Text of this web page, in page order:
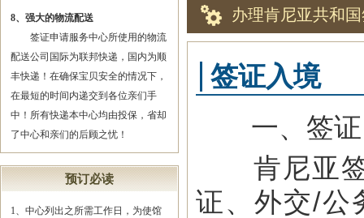
8、强大的物流配送
签证申请服务中心所使用的物流
配送公司国际为联邦快递，国内为顺
丰快递！在确保宝贝安全的情况下，
在最短的时间内递交到各位亲们手
中！所有快递本中心均由投保，省却
了中心和亲们的后顾之忧！
预订必读
1、中心列出之所需工作日，为使馆
办理肯尼亚共和
签证入境
一、签证
肯尼亚签
证、外交/公